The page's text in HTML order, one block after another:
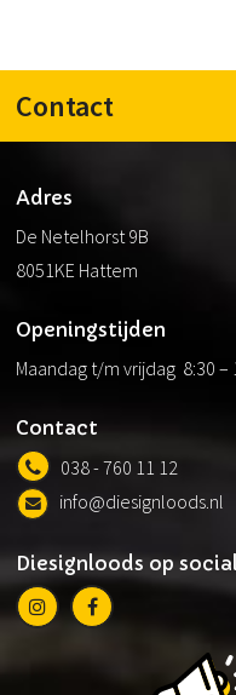
Contact
Adres
De Netelhorst 9B
8051KE Hattem
Openingstijden
Maandag t/m vrijdag 8:30 –
Contact
038 - 760 11 12
info@diesignloods.nl
Diesignloods op